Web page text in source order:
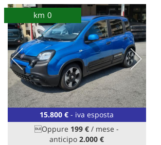
15.800 € - iva esposta
Oppure 199 € / mese -
anticipo2.000 €
km 0